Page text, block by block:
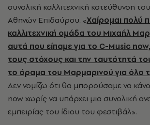
συνολική καλλιτεχνική κατεύθυνση
Αθηνών Επιδαύρου. «Χαίρομαι πολύ
καλλιτεχνική ομάδα του Μιχαήλ
αυτά που είπαμε για το C-Μusic
τους στόχους και την ταυτότητά
το όραμα του Μαρμαρινού για όλο
Δεν νομίζω ότι θα μπορούσαμε να
now χωρίς να υπάρχει μια συνολική
εμπειρίας του ίδιου του φεστιβάλ».